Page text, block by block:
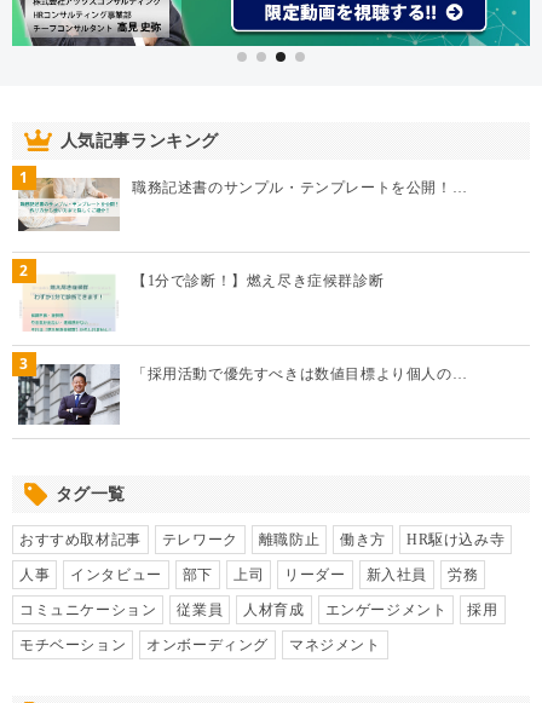
人気記事ランキング
1 職務記述書のサンプル・テンプレートを公開！…
2 【1分で診断！】燃え尽き症候群診断
3 「採用活動で優先すべきは数値目標より個人の…
タグ一覧
おすすめ取材記事 テレワーク 離職防止 働き方 HR駆け込み寺
人事 インタビュー 部下 上司 リーダー 新入社員 労務
コミュニケーション 従業員 人材育成 エンゲージメント 採用
モチベーション オンボーディング マネジメント